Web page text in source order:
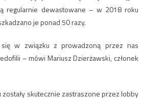
regularnie dewastowane – w 2018 roku
je ponad 50 razy.
w związku z prowadzoną przez nas
– mówi Mariusz Dzierżawski, członek
zostały skutecznie zastraszone przez lobby